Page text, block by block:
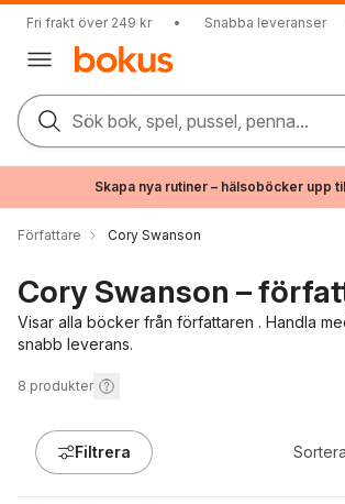
Fri frakt över 249 kr • Snabba leveranser
Sök bok, spel, pussel, penna...
Skapa nya rutiner – hälsoböcker upp
Författare Cory Swanson
Cory Swanson –
Visar alla böcker från författaren . Handla
snabb leverans.
8 produkter
Filtrera